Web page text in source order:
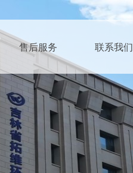
售后服务 联系我们